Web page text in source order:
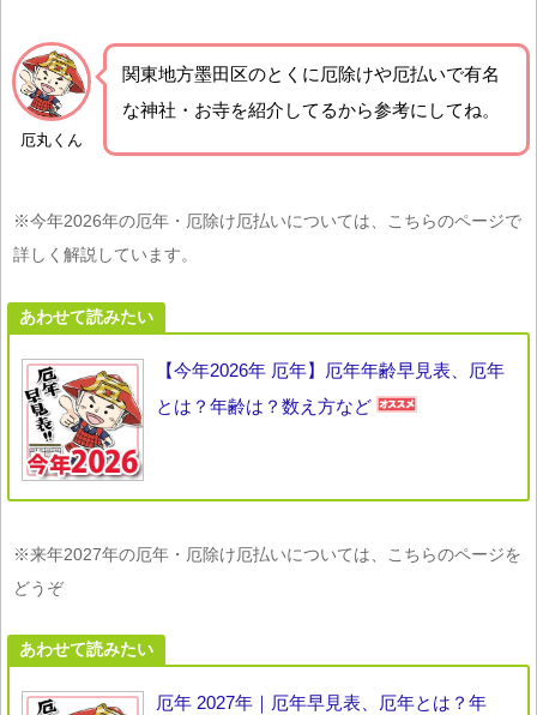
厄丸くん
関東地方墨田区のとくに厄除けや厄払いで有名
な神社・お寺を紹介 してるから参考にしてね。
※今年2026年の厄年・厄除け厄払いについては、こちらのページで
詳しく解説しています。
あわせて読みたい
【今年2026年 厄年】厄年年齢早見表、厄年
とは？年齢は？数え方など
※来年2027年の厄年・厄除け厄払いについては、こちらのページを
どうぞ
あわせて読みたい
厄年 2027年｜厄年早見表、厄年とは？年